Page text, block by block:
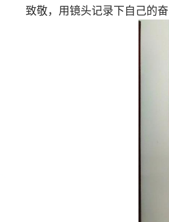
致敬，用镜头记录下自己的